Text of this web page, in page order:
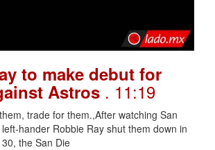
to make debut for
Astros . 11:19
trade for them.,After watching San
hander Robbie Ray shut them down in
the San Die